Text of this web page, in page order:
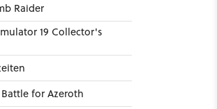
Raider
19 Collector's
for Azeroth